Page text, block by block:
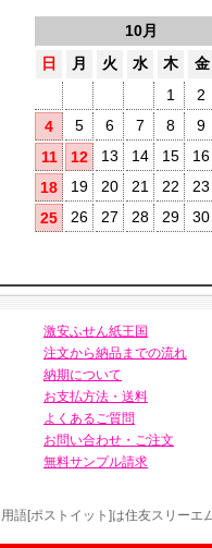
10月
日
月 火 水 木 金
1
2
4
5 6 7 8 9
11
12 13 14 15 16
18
19 20 21 22 23
25
26 27 28 29 30
激安ふせん紙王国
注文から納品までの流れ
納期について
お支払方法・送料
よくあるご質問
お問い合わせ・ご注文
無料サンプル請求
用語[ポストイット]は住友スリーエ